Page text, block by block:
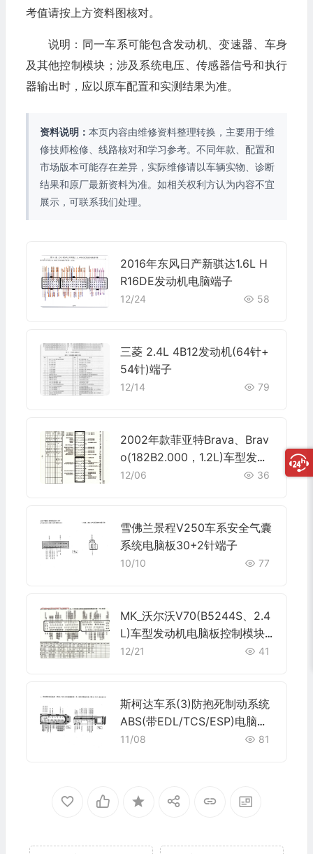
考值请按上方资料图核对。
说明：同一车系可能包含发动机、变速器、车身
及其他控制模块；涉及系统电压、传感器信号和执行
器输出时，应以原车配置和实测结果为准。
资料说明： 本页内容由维修资料整理转换，主要用于维
修技师检修、线路核对和学习参考。不同年款、配置和
市场版本可能存在差异，实际维修请以车辆实物、诊断
结果和原厂最新资料为准。如相关权利方认为内容不宜
展示，可联系我们处理。
2016年东风日产新骐达1.6L H
R16DE发动机电脑端子
12/24 58
三菱 2.4L 4B12发动机(64针+
54针)端子
12/14 79
2002年款菲亚特Brava、Brav
o(182B2.000，1.2L)车型发动
机电脑板控制模块针脚38+38
12/06 36
雪佛兰景程V250车系安全气囊
系统电脑板30+2针端子
10/10 77
MK_沃尔沃V70(B5244S、2.4
L)车型发动机电脑板控制模块
针脚70+50针 端子图
12/21 41
斯柯达车系(3)防抱死制动系统
ABS(带EDL/TCS/ESP)电脑板
42针 四、防抱死制动系统(带E
11/08 81